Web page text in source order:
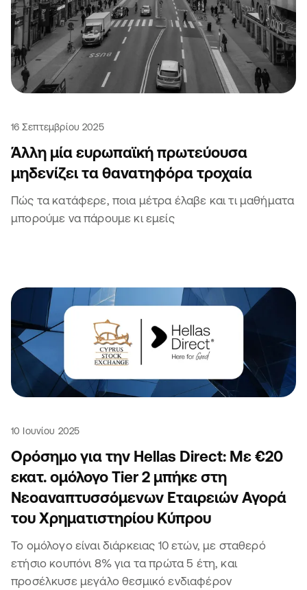
16 Σεπτεμβρίου 2025
Άλλη μία ευρωπαϊκή πρωτεύουσα
μηδενίζει τα θανατηφόρα τροχαία
Πώς τα κατάφερε, ποια μέτρα έλαβε και τι μαθήματα
μπορούμε να πάρουμε κι εμείς
10 Ιουνίου 2025
Ορόσημο για την Hellas Direct: Με €20
εκατ. ομόλογο Tier 2 μπήκε στη
Νεοαναπτυσσόμενων Εταιρειών Αγορά
του Χρηματιστηρίου Κύπρου
Το ομόλογο είναι διάρκειας 10 ετών, με σταθερό
ετήσιο κουπόνι 8% για τα πρώτα 5 έτη, και
προσέλκυσε μεγάλο θεσμικό ενδιαφέρον